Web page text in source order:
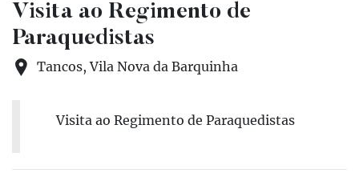
Visita ao Regimento de
Paraquedistas
Tancos, Vila Nova da Barquinha
Visita ao Regimento de Paraquedistas